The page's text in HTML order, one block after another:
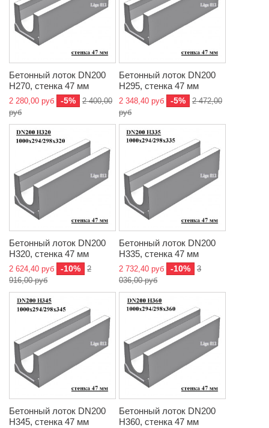
Бетонный лоток DN200
H270, стенка 47 мм
2 280,00 руб -5%
2 400,00
руб
Бетонный лоток DN200
H295, стенка 47 мм
2 348,40 руб -5%
2 472,00
руб
Бетонный лоток DN200
H320, стенка 47 мм
2 624,40 руб -10%
2
916,00 руб
Бетонный лоток DN200
H335, стенка 47 мм
2 732,40 руб -10%
3
036,00 руб
Бетонный лоток DN200
H345, стенка 47 мм
Бетонный лоток DN200
H360, стенка 47 мм